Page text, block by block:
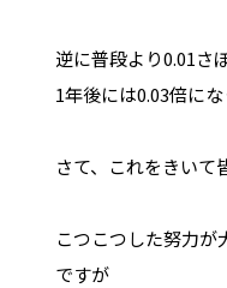
逆に普段より0.01さ
1年後には0.03倍に
さて、これをきいて
こつこつした努力が
ですが